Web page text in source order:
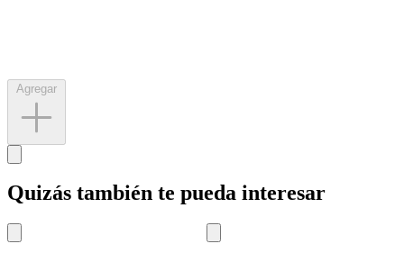
Quizás también te pueda interesar